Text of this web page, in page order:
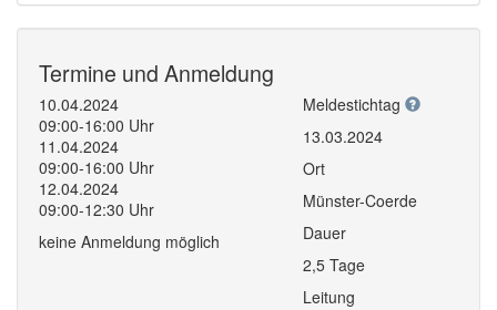
Termine und Anmeldung
10.04.2024
09:00-16:00 Uhr
11.04.2024
09:00-16:00 Uhr
12.04.2024
09:00-12:30 Uhr
keine Anmeldung möglich
Meldestichtag
13.03.2024
Ort
Münster-Coerde
Dauer
2,5 Tage
Leitung